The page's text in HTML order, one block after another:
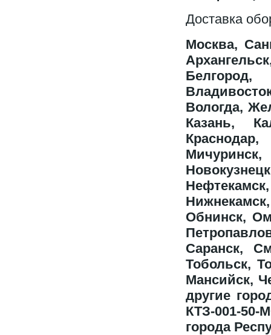
Доставка
Москва,
Вологда,
Казань,
Краснодар,
Обнинск,
Саранск,
Тобольск,
Мансийск,
другие
КТЗ-001-
города